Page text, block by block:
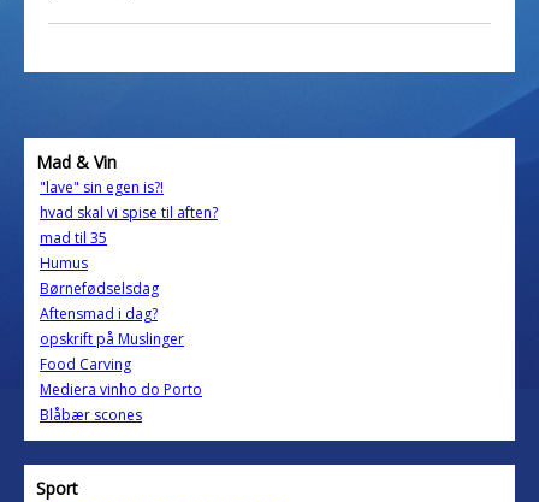
Mad & Vin
"lave" sin egen is?!
hvad skal vi spise til aften?
mad til 35
Humus
Børnefødselsdag
Aftensmad i dag?
opskrift på Muslinger
Food Carving
Mediera vinho do Porto
Blåbær scones
Sport